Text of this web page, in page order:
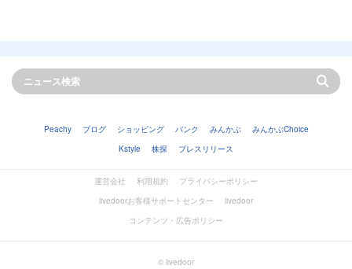
Peachy ブログ ショッピング バンク みんかぶ
みんかぶChoice
Kstyle
株探 プレスリリース
運営会社 利用規約
プライバシーポリシー
livedoorお客様サポートセンター
livedoor
コンテンツ・広告ポリシー
© livedoor